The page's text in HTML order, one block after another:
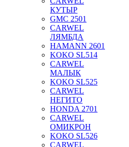
КУТЫР
GMC 2501
CARWEL
ЛЯМБДА
HAMANN 2601
KOKO SL514
CARWEL
МАЛЫК
KOKO SL525
CARWEL
НЕГИТО
HONDA 2701
CARWEL
ОМИКРОН
KOKO SL526
CARWEL